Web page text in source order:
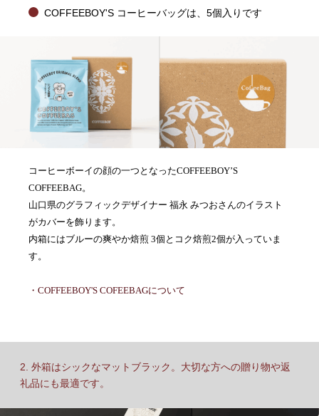
COFFEEBOY'S コーヒーバッグは、5個入りです
コーヒーボーイの顔の一つとなったCOFFEEBOY’S
COFFEEBAG。
山口県のグラフィックデザイナー 福永 みつおさんのイラスト
がカバーを飾ります。
内箱にはブルーの爽やか焙煎 3個とコク焙煎2個が入っていま
す。
・COFFEEBOY'S COFEEBAGについて
2. 外箱はシックなマットブラック。大切な方への贈り物や返
礼品にも最適です。